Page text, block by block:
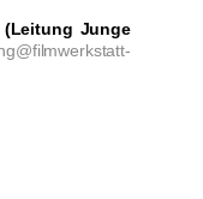
(Leitung Junge